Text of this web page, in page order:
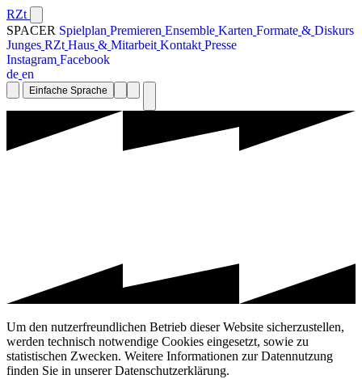
RZt
SPACER Spielplan Premieren Ensemble Karten Formate & Diskurs
Junges RZt Haus & Mitarbeit Kontakt Presse
Instagram Facebook
de en
Einfache Sprache
Um den nutzerfreundlichen Betrieb dieser Website sicherzustellen,
werden technisch notwendige Cookies eingesetzt, sowie zu
statistischen Zwecken. Weitere Informationen zur Datennutzung
finden Sie in unserer Datenschutzerklärung.